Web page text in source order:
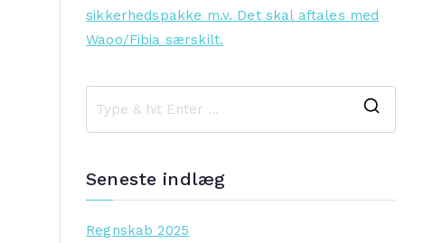
sikkerhedspakke m.v. Det skal aftales med
Waoo/Fibia særskilt.
Seneste indlæg
Regnskab 2025